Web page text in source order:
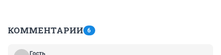
КОММЕНТАРИИ 6
Гость